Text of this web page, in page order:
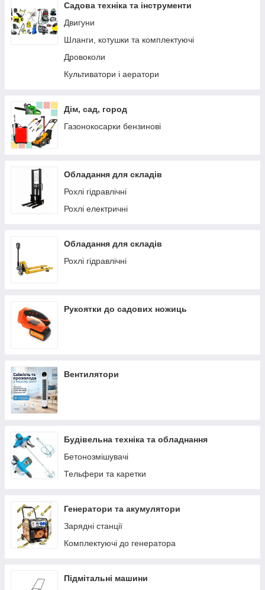
Садова техніка та інструменти
Двигуни
Шланги, котушки та комплектуючі
Дровоколи
Культиватори і аератори
Дім, сад, город
Газонокосарки бензинові
Обладання для складів
Рохлі гідравлічні
Рохлі електричні
Обладання для складів
Рохлі гідравлічні
Рукоятки до садових ножиць
Вентилятори
Будівельна техніка та обладнання
Бетонозмішувачі
Тельфери та каретки
Генератори та акумулятори
Зарядні станції
Комплектуючі до генератора
Підмітальні машини